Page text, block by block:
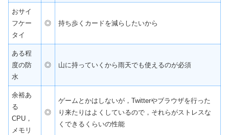
おサイ
フケー
タイ
◎ 持ち歩くカードを減らしたいから
ある程
度の防
水
◎ 山に持っていくから雨天でも使えるのが必須
余裕あ
る
CPU，
メモリ
◎
ゲームとかはしないが，Twitterやブラウザを行った
り来たりはよくしているので，それらがストレスな
くできるくらいの性能